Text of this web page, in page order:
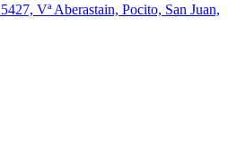
Vª Aberastain, Pocito, San Juan,